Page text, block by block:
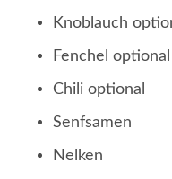
Knoblauch
Fenchel optional
Chili optional
Senfsamen
Nelken